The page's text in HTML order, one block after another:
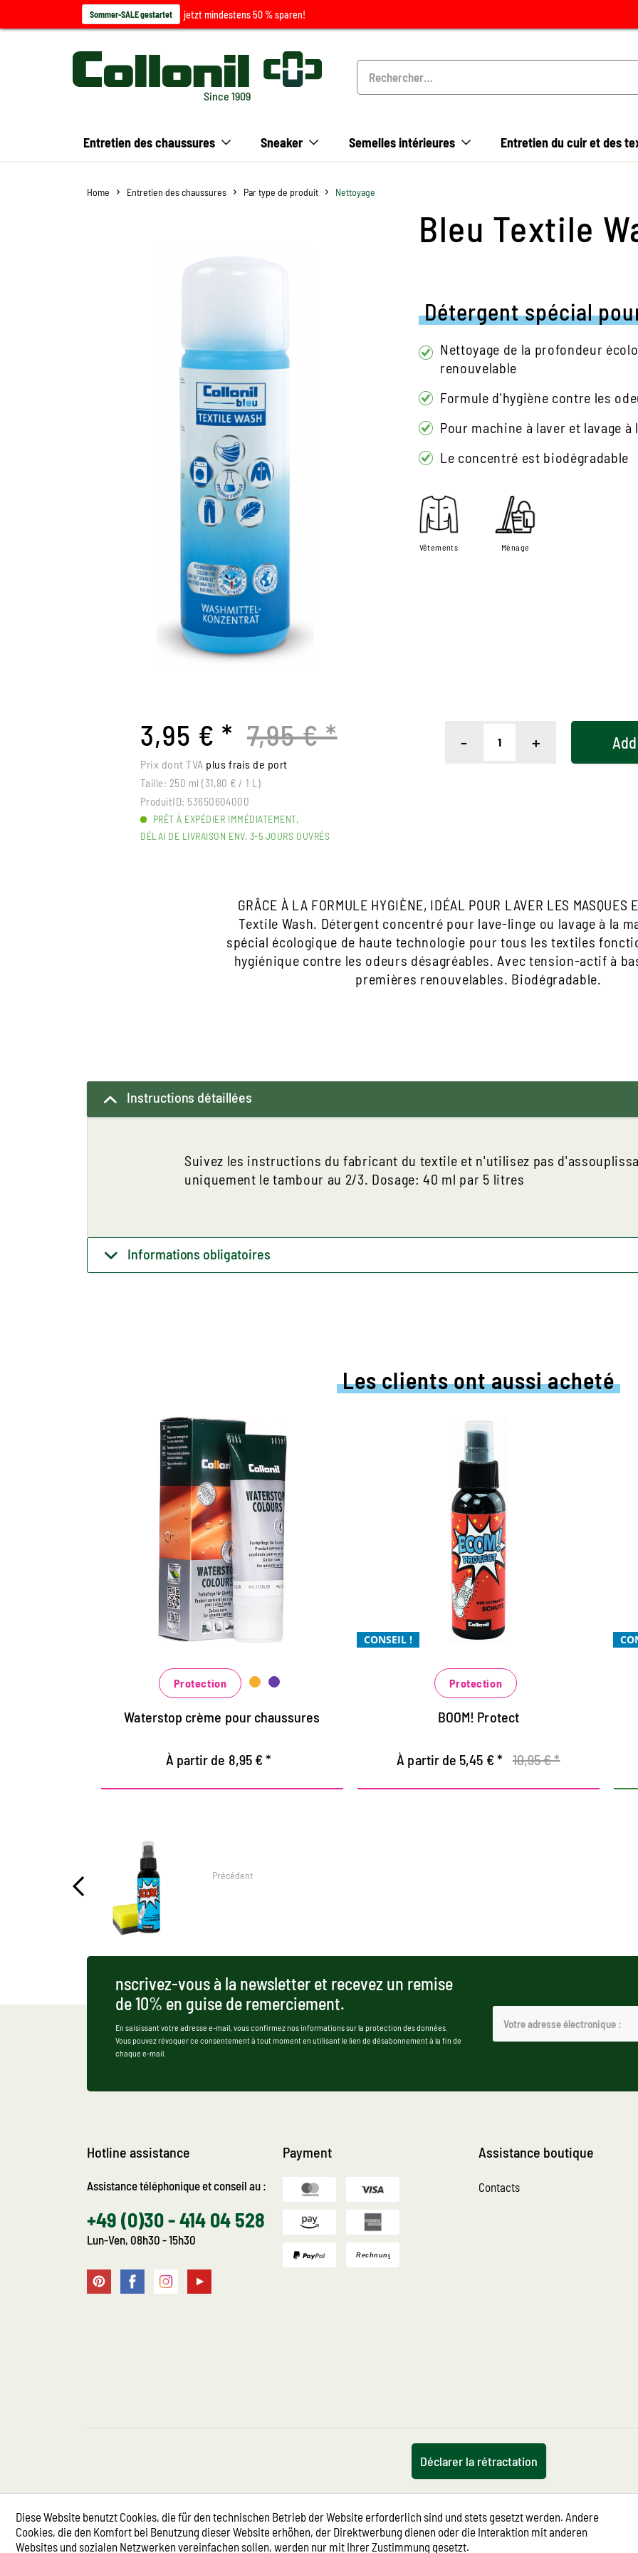
Sommer-SALE gestartet jetzt mindestens 50 % sparen!
Since 1909
Entretien des chaussures Sneaker Semelles intérieures Entretien du cuir et des
Home Entretien des chaussures Par type de produit Nettoyage
Bleu Textile
Détergent spécial
Nettoyage de la profondeur
renouvelable
Formule d'hygiène contre les
Pour machine à laver et lavage à
Le concentré est biodégradable
Vêtements Ménage
3,95 € * 7,95 € *
Prix dont TVA plus frais de port
Taille: 250 ml (31,80 € / 1 L)
ProduitID: 53650604000
PRÊT À EXPÉDIER IMMÉDIATEMENT,
DÉLAI DE LIVRAISON ENV. 3-5 JOURS OUVRÉS
- +
GRÂCE À LA FORMULE HYGIÈNE, IDÉAL POUR LAVER LES MASQUES
Textile Wash. Détergent concentré pour lave-linge ou lavage à la
spécial écologique de haute technologie pour tous les textiles
hygiénique contre les odeurs désagréables. Avec tension-actif à
premières renouvelables. Biodégradable.
Instructions détaillées
Suivez les instructions du fabricant du textile et n'utilisez pas
uniquement le tambour au 2/3. Dosage: 40 ml par 5 litres
Informations obligatoires
Les clients ont aussi acheté
Crème de couleur
colorée et
d'imprégnation
Maintient tous les matériaux de cuir
lisse et de haute technologie avec effet
d'imprégnation
Dans de nombreuses nuances,
disponibles au noir classique noir et
brun à la mode bleu, vert et rouge
Protection
Waterstop crème pour chaussures
À partir de 8,95 € *
CONSEIL !
La protection ultime
pour vos baskets
protection extrême contre l'humidité et
pour toutes les matières : cuir lisse et
suédé, textiles et synthétiques
la respirabilité du matériau est
Protection
BOOM! Protect
À partir de 5,45 € * 10,95 € *
Précédent
nscrivez-vous à la newsletter et recevez un remise
de 10% en guise de remerciement.
En saisissant votre adresse e-mail, vous confirmez nos informations sur la protection des données.
Vous pouvez révoquer ce consentement à tout moment en utilisant le lien de désabonnement à la fin de
chaque e-mail.
Hotline assistance
Assistance téléphonique et conseil au :
+49 (0)30 - 414 04 528
Lun-Ven, 08h30 - 15h30
Payment Assistance boutique
Contacts
Déclarer la rétractation
Diese Website benutzt Cookies, die für den technischen Betrieb der Website erforderlich sind und stets gesetzt werden. Andere
Cookies, die den Komfort bei Benutzung dieser Website erhöhen, der Direktwerbung dienen oder die Interaktion mit anderen
Websites und sozialen Netzwerken vereinfachen sollen, werden nur mit Ihrer Zustimmung gesetzt.